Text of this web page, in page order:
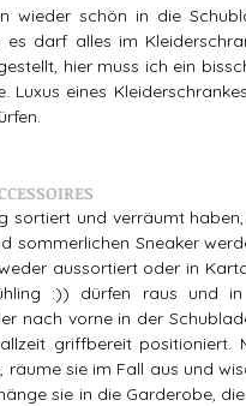
wieder schön in die
darf alles im
hier muss ich ein
Luxus eines
sortiert und verräumt
sommerlichen Sneaker
aussortiert oder in
:)) dürfen raus und
nach vorne in der
griffbereit positioniert.
räume sie im Fall aus und
sie in die Garderobe,